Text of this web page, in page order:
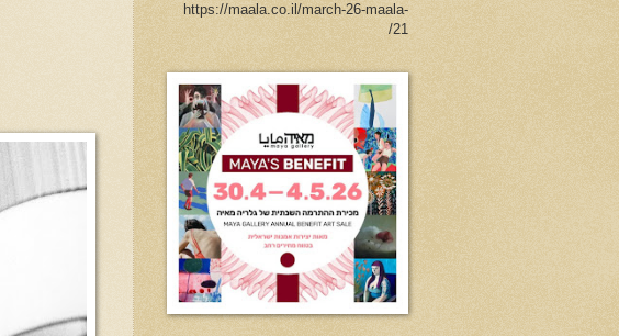
https://maala.co.il/march-26-maala-
21/